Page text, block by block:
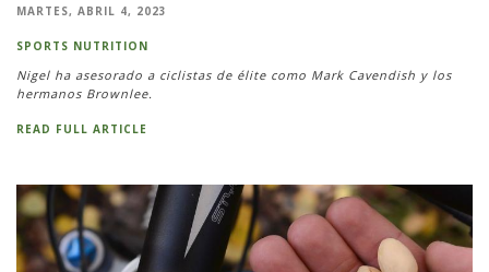
MARTES, ABRIL 4, 2023
SPORTS NUTRITION
Nigel ha asesorado a ciclistas de élite como Mark Cavendish y los
hermanos Brownlee.
READ FULL ARTICLE